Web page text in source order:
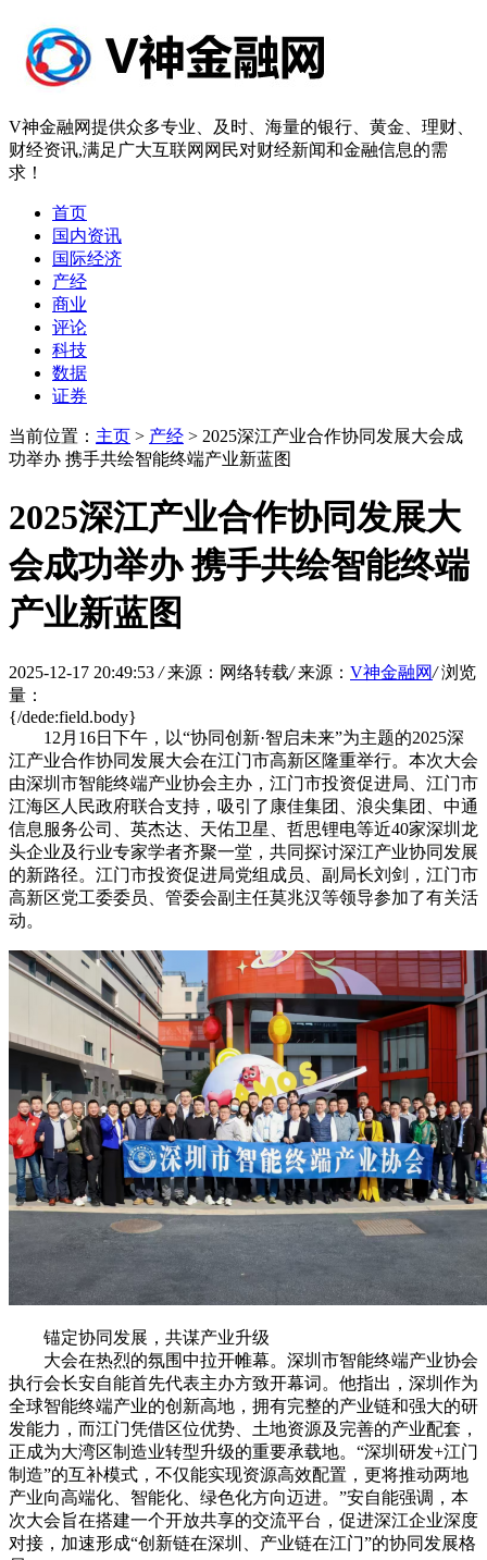
V神金融网提供众多专业、及时、海量的银行、黄金、理财、
财经资讯,满足广大互联网网民对财经新闻和金融信息的需
求！
首页
国内资讯
国际经济
产经
商业
评论
科技
数据
证券
当前位置： 主页 > 产经 > 2025深江产业合作协同发展大会成
功举办 携手共绘智能终端产业新蓝图
2025深江产业合作协同发展大
会成功举办 携手共绘智能终端
产业新蓝图
2025-12-17 20:49:53 / 来源：网络转载/ 来源： V神金融网/ 浏览
量：
{/dede:field.body}
12月16日下午，以“协同创新·智启未来”为主题的2025深
江产业合作协同发展大会在江门市高新区隆重举行。本次大会
由深圳市智能终端产业协会主办，江门市投资促进局、江门市
江海区人民政府联合支持，吸引了康佳集团、浪尖集团、中通
信息服务公司、英杰达、天佑卫星、哲思锂电等近40家深圳龙
头企业及行业专家学者齐聚一堂，共同探讨深江产业协同发展
的新路径。江门市投资促进局党组成员、副局长刘剑，江门市
高新区党工委委员、管委会副主任莫兆汉等领导参加了有关活
动。
锚定协同发展，共谋产业升级
大会在热烈的氛围中拉开帷幕。深圳市智能终端产业协会
执行会长安自能首先代表主办方致开幕词。他指出，深圳作为
全球智能终端产业的创新高地，拥有完整的产业链和强大的研
发能力，而江门凭借区位优势、土地资源及完善的产业配套，
正成为大湾区制造业转型升级的重要承载地。“深圳研发+江门
制造”的互补模式，不仅能实现资源高效配置，更将推动两地
产业向高端化、智能化、绿色化方向迈进。”安自能强调，本
次大会旨在搭建一个开放共享的交流平台，促进深江企业深度
对接，加速形成“创新链在深圳、产业链在江门”的协同发展格